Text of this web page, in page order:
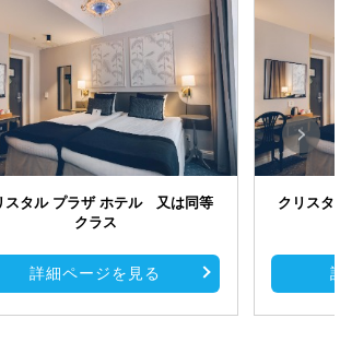
スタル プラザ ホテル 又は同等
クラス
詳細ページを見る
クリス